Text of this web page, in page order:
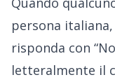
persona
risponda con
letteralmente il